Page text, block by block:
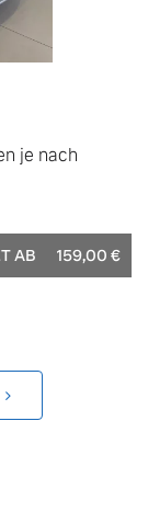
je nach
AB 159,00 €